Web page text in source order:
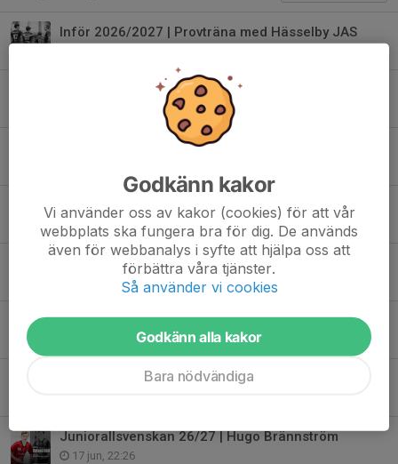
Inför 2026/2027 | Provträna med Hässelby JAS
Juniorallsvenskan 26/27 | Elvin Rosberg
Juniorallsvenskan 26/27 | Marcus Junbrink
Juniorallsvenskan 26/27 | Benjamin Markenbjörk
24 jun, 10:51
23 jun, 01:37
Juniorallsvenskan 26/27 | Robin Almqvist Öhlin
Juniorallsvenskan 26/27 | Adam Juselius
Juniorallsvenskan 26/27 | Hugo Brännström
17 jun, 22:26
Godkänn kakor
Vi använder oss av kakor (cookies) för att vår
webbplats ska fungera bra för dig. De används
även för webbanalys i syfte att hjälpa oss att
förbättra våra tjänster.
Så använder vi cookies
Godkänn alla kakor
Bara nödvändiga